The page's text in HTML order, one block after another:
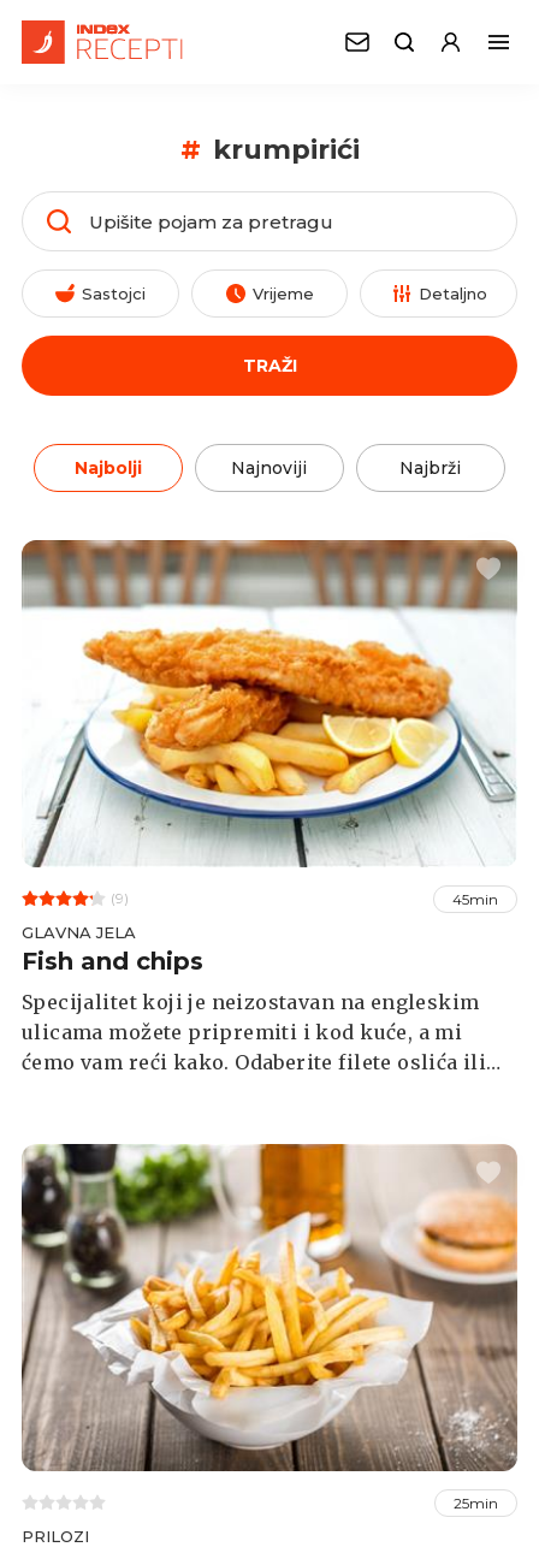
# krumpirići
Sastojci Vrijeme Detaljno
TRAŽI
Najbolji Najnoviji Najbrži
(9) 45min
GLAVNA JELA
Fish and chips
Specijalitet koji je neizostavan na engleskim
ulicama možete pripremiti i kod kuće, a mi
ćemo vam reći kako. Odaberite filete oslića ili
25min
PRILOZI